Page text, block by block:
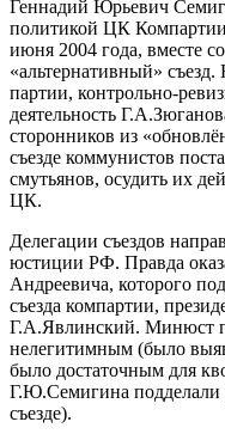
Геннадий Юрьевич
политикой ЦК
июня 2004 года, вместе
«альтернативный»
партии, контрольно-
деятельность
сторонников из
съезде коммунистов
смутьянов, осудить их
ЦК.
Делегации съездов
юстиции РФ. Правда
Андреевича, которого
съезда компартии,
Г.А.Явлинский. Минюст
нелегитимным (было
было достаточным для
Г.Ю.Семигина подделали
съезде).